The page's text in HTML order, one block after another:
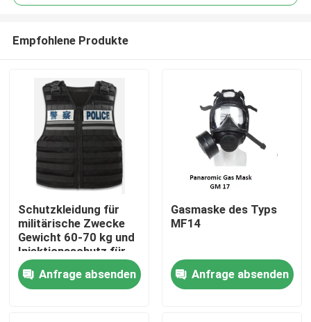
Zu Hause
Produkte
Empfohlene Produkte
Schutzkleidung für
militärische Zwecke
Gewicht 60-70 kg und
Injektionsschutz für
Größe/Körpergröße/Gewicht/Schutzbereich
Anfrage absenden
Gasmaske des Typs
MF14
Anfrage absenden